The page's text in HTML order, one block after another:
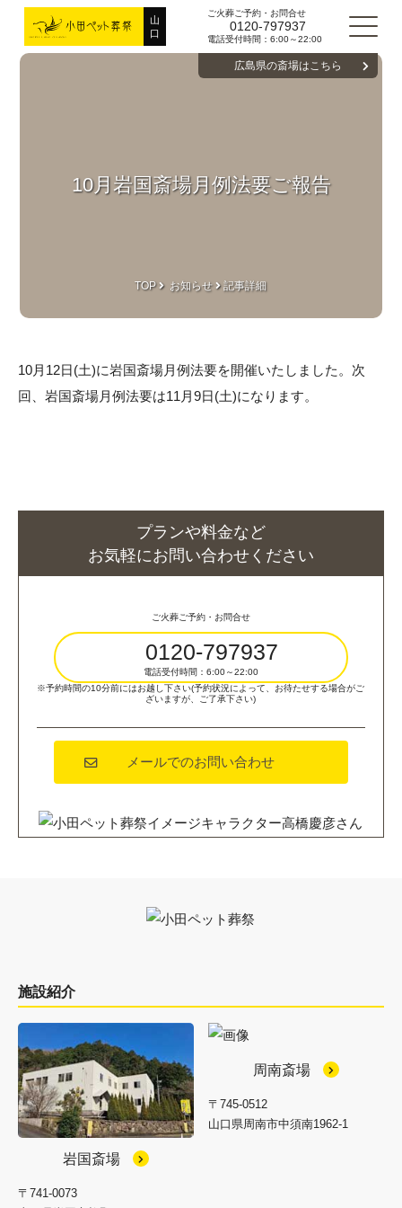
山
口
ご火葬ご予約・お問合せ
0120-797937
電話受付時間：6:00～22:00
広島県の斎場はこちら
10月岩国斎場月例法要ご報告
TOP お知らせ 記事詳細
10月12日(土)に岩国斎場月例法要を開催いたしました。次
回、岩国斎場月例法要は11月9日(土)になります。
プランや料金など
お気軽にお問い合わせください
ご火葬ご予約・お問合せ
0120-797937
電話受付時間：6:00～22:00
※予約時間の10分前にはお越し下さい(予約状況によって、お待たせする場合がご
ざいますが、ご了承下さい)
メールでのお問い合わせ
施設紹介
岩国斎場
〒741-0073
周南斎場
〒745-0512
山口県周南市中須南1962-1